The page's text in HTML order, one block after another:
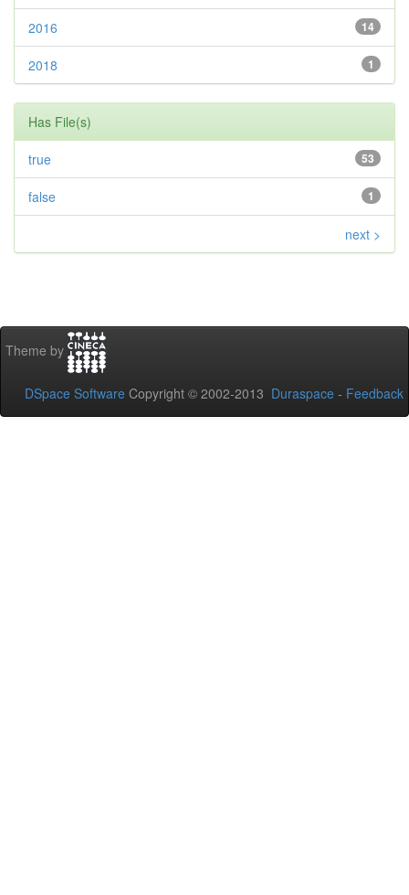
14
2016
1
2018
Has File(s)
53
true
1
false
next >
Theme by
DSpace Software Copyright © 2002-2013 Duraspace - Feedback